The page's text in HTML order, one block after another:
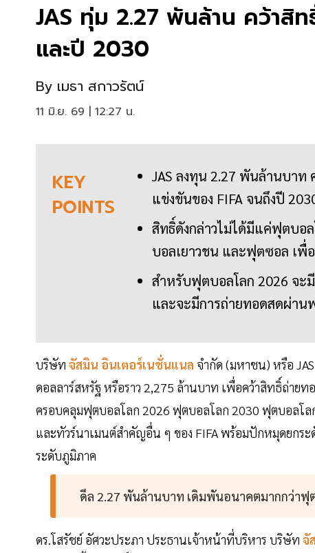
JAS ทุ่ม 2.27 พันล้าน คว้าสิ
และปี 2030
By เมธา สกาวรัตน์
11 มิ.ย. 69 | 12:27 น.
KEY
POINTS
JAS ลงทุน 2.27 พันล้านบาท
แข่งขันของ FIFA จนถึงปี
สิทธิ์ดังกล่าวไม่ได้มีแค่ฟุตบอ
บอลเยาวชน และฟุตซอล เ
สำหรับฟุตบอลโลก 2026 จะ
และจะมีการถ่ายทอดสดผ่า
บริษัท จัสมิน อินเตอร์เนชั่นแนล จำกัด (มหาชน) หรือ
ดอลลาร์สหรัฐ หรือราว 2,275 ล้านบาท เพื่อคว้าสิทธิ์ถ่าย
ครอบคลุมฟุตบอลโลก 2026 ฟุตบอลโลก 2030 ฟุตบอลโ
และทัวร์นาเมนต์สำคัญอื่น ๆ ของ FIFA พร้อมปักหมุดยก
ระดับภูมิภาค
ดีล 2.27 พันล้านบาท เดิมพันอนาคตมากกว่าฟุ
ดร.โสรัชย์ อัศวะประภา ประธานเจ้าหน้าที่บริหาร บริษัท จั